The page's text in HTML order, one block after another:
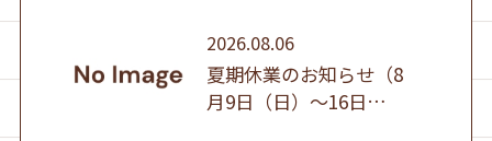
2026.08.06
夏期休業のお知らせ（8
月9日（日）～16日